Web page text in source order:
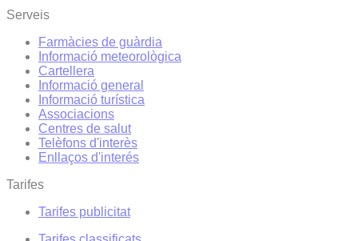
Serveis
Farmàcies de guàrdia
Informació meteorològica
Cartellera
Informació general
Informació turística
Associacions
Centres de salut
Telèfons d'interès
Enllaços d'interés
Tarifes
Tarifes publicitat